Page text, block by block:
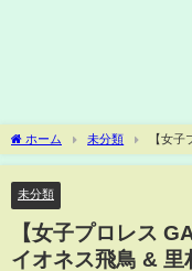
ホーム 未分類
【女
鳥 & 里村明衣子 vs デビル雅美
未分類
【女子プロレス
イオネス飛鳥 & 里